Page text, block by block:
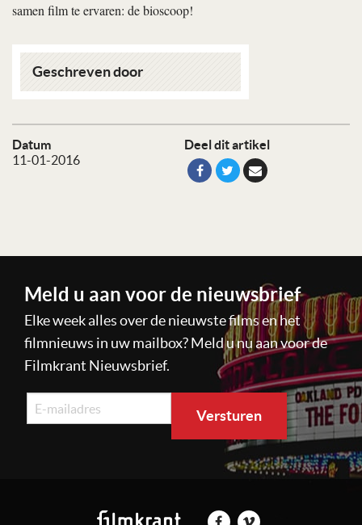
Datum
11-01-2016
Deel dit artikel
samen film te ervaren: de bioscoop!
Geschreven door
Meld u aan voor de nieuwsbrief
Elke week alles over de nieuwste films en het
filmnieuws in uw mailbox? Meld u nu aan voor de
Filmkrant Nieuwsbrief.